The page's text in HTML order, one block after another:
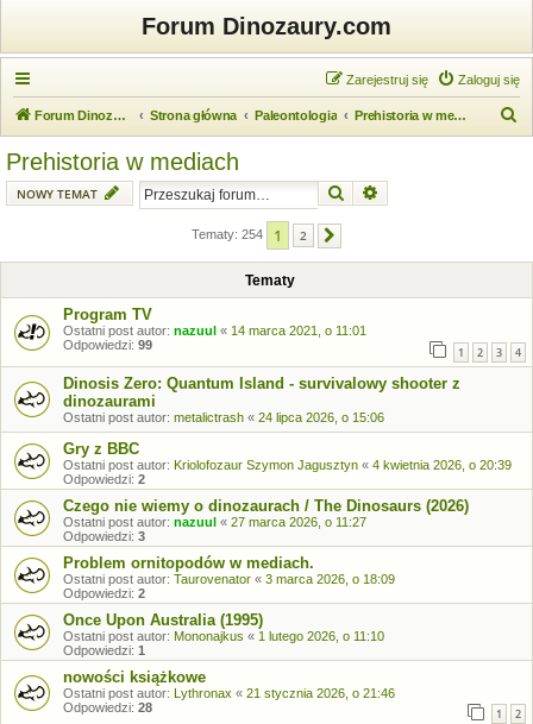
Forum Dinozaury.com
Zaloguj się
Zarejestruj się
Forum Dinozaury.com Strona główna Paleontologia Prehistoria w mediach
Prehistoria w mediach
NOWY TEMAT Szukaj
Tematy: 254 1 2
Tematy
Program TV
Ostatni post autor: nazuul « 14 marca 2021, o 11:01
Odpowiedzi: 99 1 2 3 4
Dinosis Zero: Quantum Island - survivalowy shooter z
dinozaurami
Ostatni post autor: metalictrash « 24 lipca 2026, o 15:06
Gry z BBC
Ostatni post autor: Kriolofozaur Szymon Jagusztyn « 4 kwietnia 2026, o 20:39
Odpowiedzi: 2
Czego nie wiemy o dinozaurach / The Dinosaurs (2026)
Ostatni post autor: nazuul « 27 marca 2026, o 11:27
Odpowiedzi: 3
Problem ornitopodów w mediach.
Ostatni post autor: Taurovenator « 3 marca 2026, o 18:09
Odpowiedzi: 2
Once Upon Australia (1995)
Ostatni post autor: Mononajkus « 1 lutego 2026, o 11:10
Odpowiedzi: 1
nowości książkowe
Ostatni post autor: Lythronax « 21 stycznia 2026, o 21:46
Odpowiedzi: 28 1 2